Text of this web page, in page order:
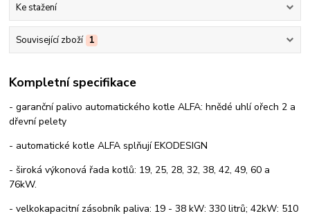
Ke stažení
Související zboží 1
Kompletní specifikace
- garanční palivo automatického kotle ALFA: hnědé uhlí ořech 2 a
dřevní pelety
- automatické kotle ALFA splňují EKODESIGN
- široká výkonová řada kotlů: 19, 25, 28, 32, 38, 42, 49, 60 a
76kW.
- velkokapacitní zásobník paliva: 19 - 38 kW: 330 litrů; 42kW: 510